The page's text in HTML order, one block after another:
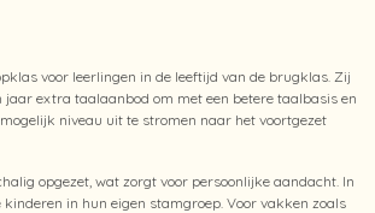
voor leerlingen in de leeftijd van de brugklas. Zij
jaar extra taalaanbod om met een betere taalbasis en
mogelijk niveau uit te stromen naar het voortgezet
opgezet, wat zorgt voor persoonlijke aandacht. In
in hun eigen stamgroep. Voor vakken zoals